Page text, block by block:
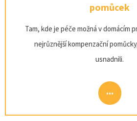
pomůcek
Tam, kde je péče možná v domácím
nejrůznější kompenzační
usnadnili.
...